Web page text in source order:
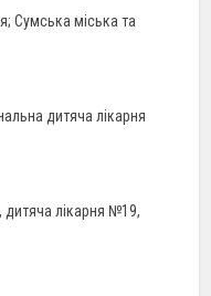
Сумська міська та
дитяча лікарня
лікарня №19,